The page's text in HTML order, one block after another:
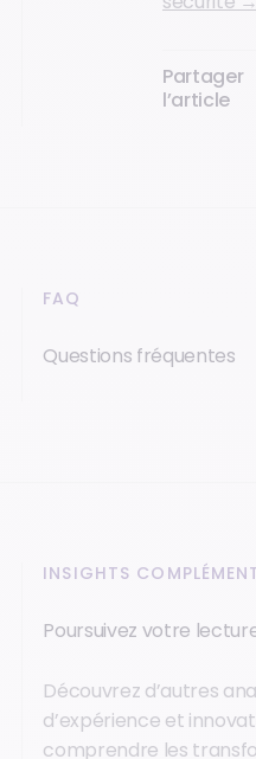
Partager
l’article
FAQ
Questions fréquentes
INSIGHTS
Poursuivez votre
Découvrez d’autres
d’expérience et
comprendre les